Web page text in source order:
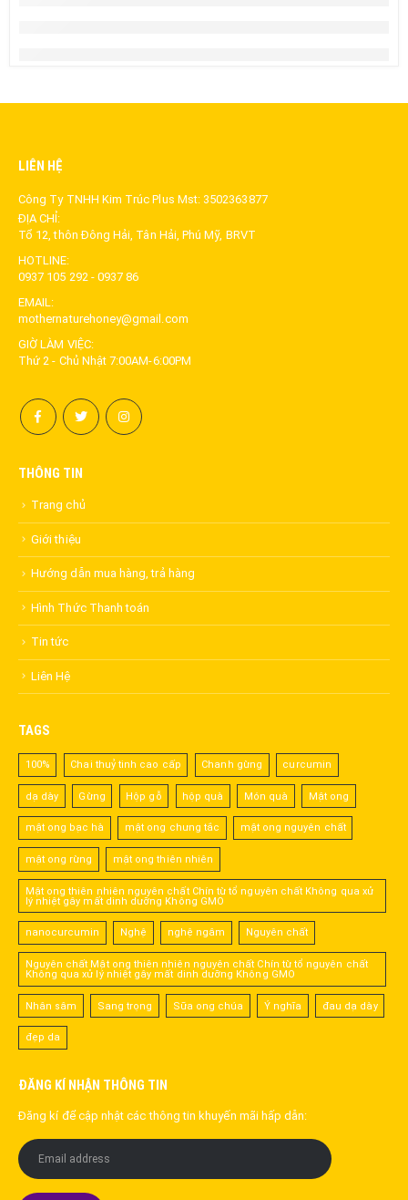
LIÊN HỆ
Công Ty TNHH Kim Trúc Plus Mst: 3502363877
ĐỊA CHỈ:
Tổ 12, thôn Đông Hải, Tân Hải, Phú Mỹ, BRVT
HOTLINE:
0937 105 292 - 0937 86
EMAIL:
mothernaturehoney@gmail.com
GIỜ LÀM VIỆC:
Thứ 2 - Chủ Nhật 7:00AM-6:00PM
THÔNG TIN
Trang chủ
Giới thiệu
Hướng dẫn mua hàng, trả hàng
Hình Thức Thanh toán
Tin tức
Liên Hệ
TAGS
100% Chai thuỷ tinh cao cấp Chanh gừng curcumin
dạ dày Gừng Hộp gỗ hộp quà Món quà Mật ong
mật ong bạc hà mật ong chưng tắc mật ong nguyên chất
mật ong rừng mật ong thiên nhiên
Mật ong thiên nhiên nguyên chất Chín từ tổ nguyên chất Không qua xử
lý nhiệt gây mất dinh dưỡng Không GMO
nanocurcumin Nghệ nghệ ngâm Nguyên chất
Nguyên chất Mật ong thiên nhiên nguyên chất Chín từ tổ nguyên chất
Không qua xử lý nhiệt gây mất dinh dưỡng Không GMO
Nhân sâm Sang trọng Sữa ong chúa Ý nghĩa đau dạ dày
đẹp da
ĐĂNG KÍ NHẬN THÔNG TIN
Đăng kí để cập nhật các thông tin khuyến mãi hấp dẫn: